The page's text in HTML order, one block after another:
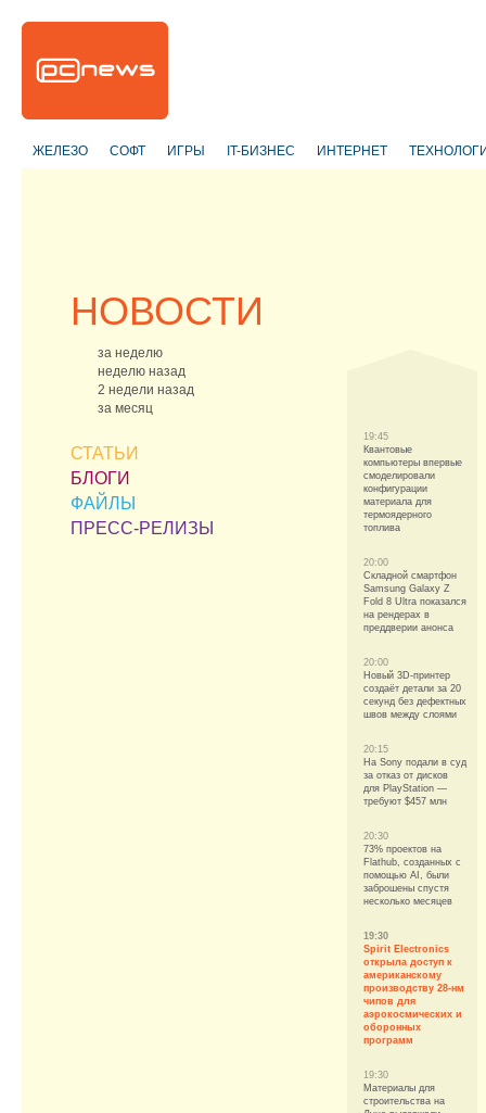
ЖЕЛЕЗО СОФТ ИГРЫ IT-БИЗНЕС ИНТЕРНЕТ
НОВОСТИ
за неделю
неделю назад
2 недели назад
за месяц
СТАТЬИ
БЛОГИ
ФАЙЛЫ
ПРЕСС-РЕЛИЗЫ
19:45
Квантовые
компьютеры впервые
смоделировали
конфигурации
материала для
термоядерного
топлива
20:00
Складной смартфон
Samsung Galaxy Z
Fold 8 Ultra показался
на рендерах в
преддверии анонса
20:00
Новый 3D-принтер
создаёт детали за 20
секунд без дефектных
швов между слоями
20:15
На Sony подали в суд
за отказ от дисков
для PlayStation —
требуют $457 млн
20:30
73% проектов на
Flathub, созданных с
помощью AI, были
заброшены спустя
несколько месяцев
19:30
Spirit Electronics
открыла доступ к
американскому
производству 28-нм
чипов для
аэрокосмических и
оборонных
программ
19:30
Материалы для
строительства на